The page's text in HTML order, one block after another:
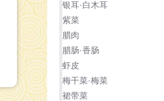
银耳·白木耳
紫菜
腊肉
腊肠·香肠
虾皮
梅干菜·梅菜
裙带菜